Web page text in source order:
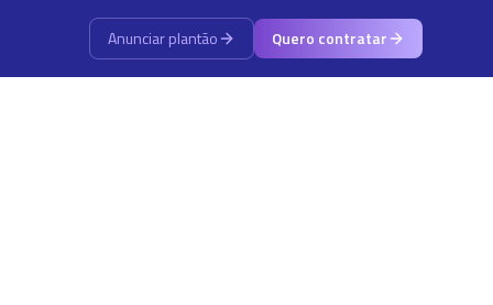
Anunciar plantão Quero contratar